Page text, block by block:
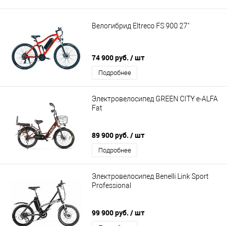
Велогибрид Eltreco FS 900 27"
74 900 руб. / шт
Подробнее
Электровелосипед GREEN CITY e-ALFA
Fat
89 900 руб. / шт
Подробнее
Электровелосипед Benelli Link Sport
Professional
99 900 руб. / шт